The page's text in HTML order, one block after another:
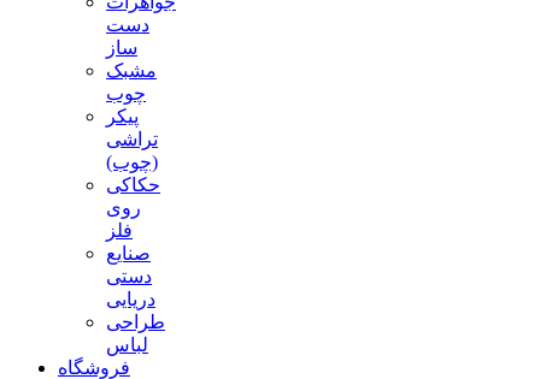
دست
ساز
مشبک
چوب
پیکر
تراشی
(چوب)
حکاکی
روی
فلز
صنایع
دستی
دریایی
طراحی
لباس
فروشگاه